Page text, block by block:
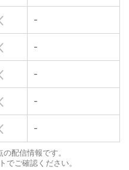
-
-
-
-
-
配信情報です。
でご確認ください。